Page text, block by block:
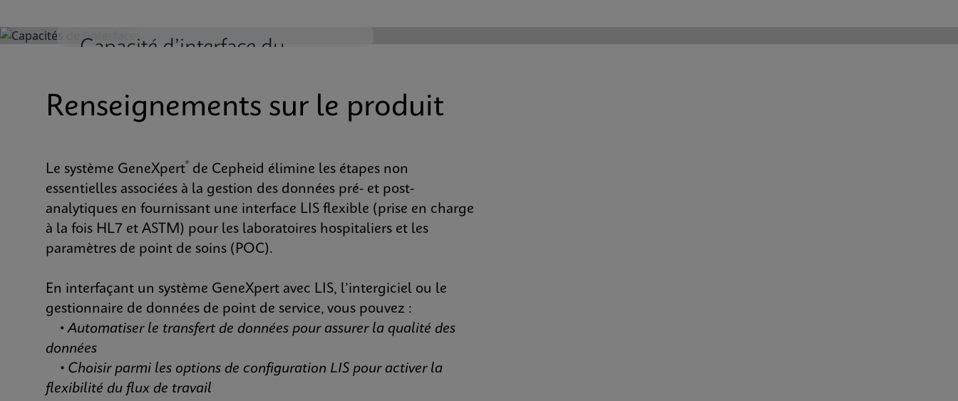
Capacité d’interface du
laboratoire (SIL)
Renseignements sur le produit
Le système GeneXpert® de Cepheid élimine les étapes non
essentielles associées à la gestion des données pré- et post-
analytiques en fournissant une interface LIS flexible (prise en charge
à la fois HL7 et ASTM) pour les laboratoires hospitaliers et les
paramètres de point de soins (POC).
En interfaçant un système GeneXpert avec LIS, l’intergiciel ou le
gestionnaire de données de point de service, vous pouvez :
•Automatiser le transfert de données pour assurer la qualité des
données
• Choisir parmi les options de configuration LIS pour activer la
flexibilité du flux de travail